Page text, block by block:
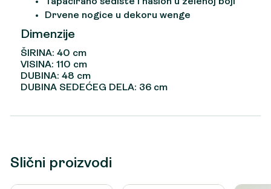
Tapacirano sedište i naslon u zelenoj boji
Drvene nogice u dekoru wenge
Dimenzije
ŠIRINA: 40 cm
VISINA: 110 cm
DUBINA: 48 cm
DUBINA SEDEĆEG DELA: 36 cm
Slični proizvodi